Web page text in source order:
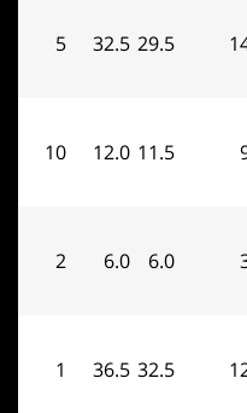
29.5
32.5
5
11.5
12.0
10
6.0
6.0
2
32.5
36.5
1